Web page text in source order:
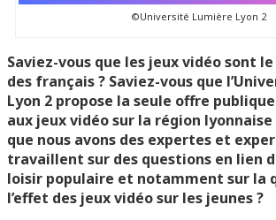
©Université Lumière Lyon 2
Saviez-vous que les jeux vidéo sont
des français ? Saviez-vous que
Lyon 2 propose la seule offre
aux jeux vidéo sur la région lyonnaise
que nous avons des expertes et
travaillent sur des questions en lien
loisir populaire et notamment sur la
l’effet des jeux vidéo sur les jeunes ?